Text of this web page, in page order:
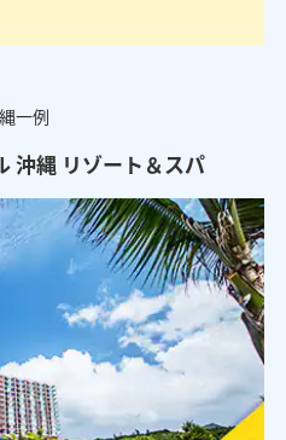
一例
沖縄 リゾート＆スパ